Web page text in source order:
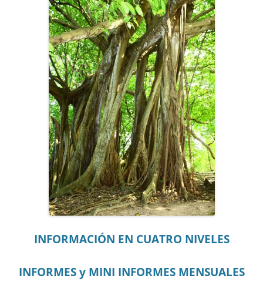
INFORMACIÓN EN CUATRO NIVELES
INFORMES y MINI INFORMES MENSUALES